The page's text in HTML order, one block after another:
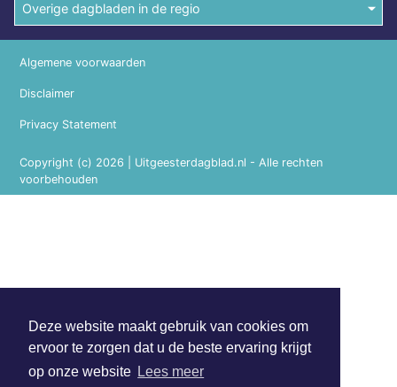
Deze website maakt gebruik van cookies om
ervoor te zorgen dat u de beste ervaring krijgt
op onze website Lees meer
Overige dagbladen in de regio
Copyright (c) 2026 | Uitgeesterdagblad.nl - Alle rechten
voorbehouden
Algemene voorwaarden
Disclaimer
Privacy Statement